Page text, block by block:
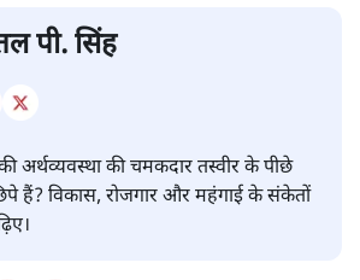
पी. सिंह
अर्थव्यवस्था की चमकदार तस्वीर के पीछे
हैं? विकास, रोजगार और महंगाई के संकेतों